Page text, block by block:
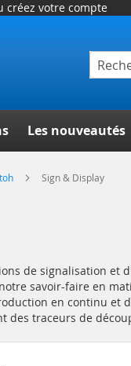
créez votre compte
Les nouveautés
Sign & Display
de signalisation
savoir-faire en
en continu et
des traceurs de